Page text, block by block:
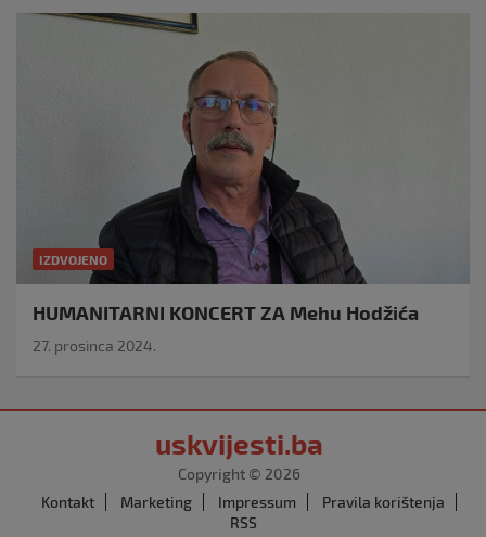
IZDVOJENO
HUMANITARNI KONCERT ZA Mehu Hodžića
27. prosinca 2024.
uskvijesti.ba
Copyright © 2026
Kontakt
Marketing Impressum
Pravila korištenja
RSS